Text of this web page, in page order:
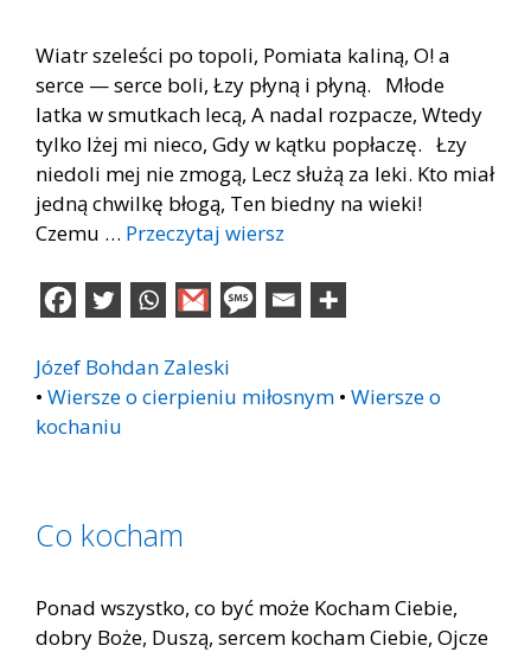
Wiatr szeleści po topoli, Pomiata kaliną, O! a
serce — serce boli, Łzy płyną i płyną. Młode
latka w smutkach lecą, A nadal rozpacze, Wtedy
tylko lżej mi nieco, Gdy w kątku popłaczę. Łzy
niedoli mej nie zmogą, Lecz służą za leki. Kto miał
jedną chwilkę błogą, Ten biedny na wieki!
Czemu … Przeczytaj wiersz
Józef Bohdan Zaleski
• Wiersze o cierpieniu miłosnym • Wiersze o
kochaniu
Co kocham
Ponad wszystko, co być może Kocham Ciebie,
dobry Boże, Duszą, sercem kocham Ciebie, Ojcze